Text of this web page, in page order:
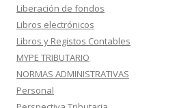
Liberación de fondos
Libros electrónicos
Libros y Registos Contables
MYPE TRIBUTARIO
NORMAS ADMINISTRATIVAS
Personal